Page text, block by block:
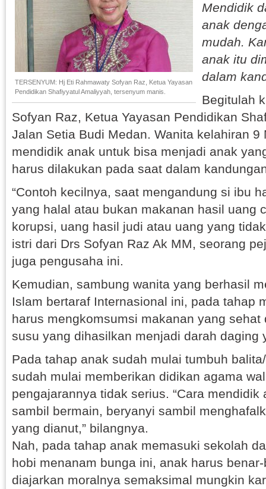
TERSENYUM: Hj Eti Rahmawaty Sofyan Raz, Ketua Yayasan
Pendidikan Shafiyyatul Amaliyyah, tersenyum manis.
Mendidik
anak
mudah.
anak itu
dalam
Begitulah
Sofyan Raz, Ketua Yayasan Pendidikan
Jalan Setia Budi Medan. Wanita kelahiran 9
mendidik anak untuk bisa menjadi anak
harus dilakukan pada saat dalam
“Contoh kecilnya, saat mengandung si ibu
yang halal atau bukan makanan hasil uang
korupsi, uang hasil judi atau uang yang
istri dari Drs Sofyan Raz Ak MM, seorang
juga pengusaha ini.
Kemudian, sambung wanita yang berhasil
Islam bertaraf Internasional ini, pada tahap
harus mengkomsumsi makanan yang sehat
susu yang dihasilkan menjadi darah daging
Pada tahap anak sudah mulai tumbuh
sudah mulai memberikan didikan agama
pengajarannya tidak serius. “Cara
sambil bermain, beryanyi sambil
yang dianut,” bilangnya.
Nah, pada tahap anak memasuki sekolah
hobi menanam bunga ini, anak harus
diajarkan moralnya semaksimal mungkin